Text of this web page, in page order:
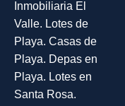
Inmobiliaria El
Valle. Lotes de
Playa. Casas de
Playa. Depas en
Playa. Lotes en
Santa Rosa.